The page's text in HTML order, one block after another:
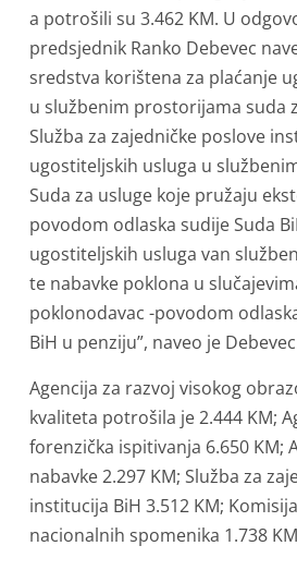
a potrošili su 3.462 KM. U
predsjednik Ranko Debevec
sredstva korištena za plaćanje
u službenim prostorijama suda
Služba za zajedničke poslove
ugostiteljskih usluga u
Suda za usluge koje pružaju
povodom odlaska sudije Suda
ugostiteljskih usluga van
te nabavke poklona u
poklonodavac -povodom
BiH u penziju”, naveo je
Agencija za razvoj visokog
kvaliteta potrošila je 2.444 KM;
forenzička ispitivanja 6.650 KM;
nabavke 2.297 KM; Služba za
institucija BiH 3.512 KM;
nacionalnih spomenika 1.738